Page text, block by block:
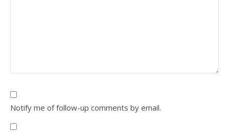
Notify me of follow-up comments by email.